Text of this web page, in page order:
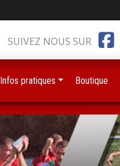
SUIVEZ NOUS SUR
Infos pratiques Boutique